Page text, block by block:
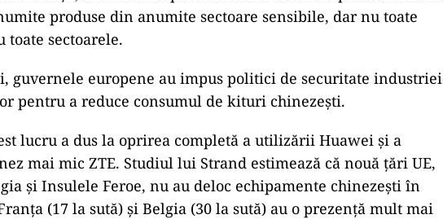
produse din anumite sectoare sensibile, dar nu toate
toate sectoarele.
guvernele europene au impus politici de securitate industriei
pentru a reduce consumul de kituri chinezești.
lucru a dus la oprirea completă a utilizării Huawei și a
mai mic ZTE. Studiul lui Strand estimează că nouă țări UE,
și Insulele Feroe, nu au deloc echipamente chinezești în
(17 la sută) și Belgia (30 la sută) au o prezență mult mai